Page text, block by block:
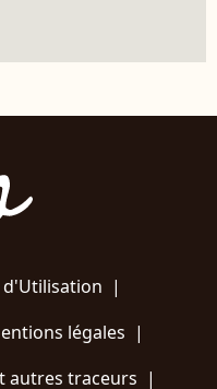
d'Utilisation |
légales |
autres traceurs |